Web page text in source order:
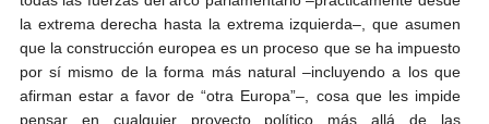
la extrema derecha hasta la extrema izquierda–, que asumen
que la construcción europea es un proceso que se ha impuesto
por sí mismo de la forma más natural –incluyendo a los que
afirman estar a favor de “otra Europa”–, cosa que les impide
pensar en cualquier proyecto político más allá de las